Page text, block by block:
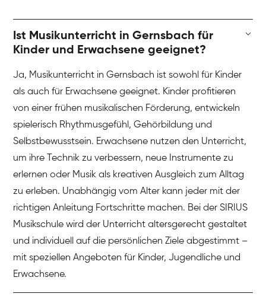
Ist Musikunterricht in Gernsbach für
Kinder und Erwachsene geeignet?
Ja, Musikunterricht in Gernsbach ist sowohl für Kinder
als auch für Erwachsene geeignet. Kinder profitieren
von einer frühen musikalischen Förderung, entwickeln
spielerisch Rhythmusgefühl, Gehörbildung und
Selbstbewusstsein. Erwachsene nutzen den Unterricht,
um ihre Technik zu verbessern, neue Instrumente zu
erlernen oder Musik als kreativen Ausgleich zum Alltag
zu erleben. Unabhängig vom Alter kann jeder mit der
richtigen Anleitung Fortschritte machen. Bei der SIRIUS
Musikschule wird der Unterricht altersgerecht gestaltet
und individuell auf die persönlichen Ziele abgestimmt –
mit speziellen Angeboten für Kinder, Jugendliche und
Erwachsene.